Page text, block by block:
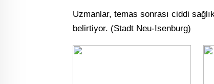
Uzmanlar, temas sonrası ciddi
belirtiyor. (Stadt Neu-Isenburg⁠)